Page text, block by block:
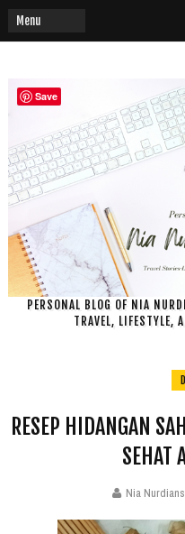
PERSONAL BLOG OF NIA
TRAVEL, LIFESTYLE,
RESEP HIDANGAN
SEHAT
Nia
Save